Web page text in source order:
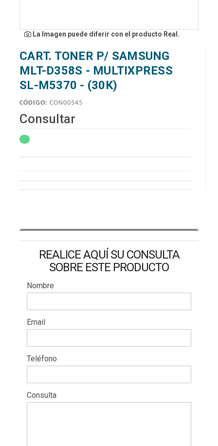
La Imagen puede diferir con el producto Real.
CART. TONER P/ SAMSUNG
MLT-D358S - MULTIXPRESS
SL-M5370 - (30K)
CÓDIGO: CON00545
Consultar
REALICE AQUÍ SU CONSULTA
SOBRE ESTE PRODUCTO
Nombre
Email
Teléfono
Consulta